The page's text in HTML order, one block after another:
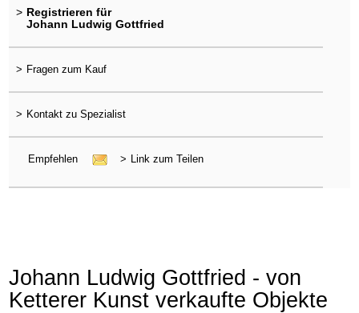
> Registrieren für
Johann Ludwig Gottfried
> Fragen zum Kauf
> Kontakt zu Spezialist
Empfehlen > Link zum Teilen
Johann Ludwig Gottfried - von
Ketterer Kunst verkaufte Objekte